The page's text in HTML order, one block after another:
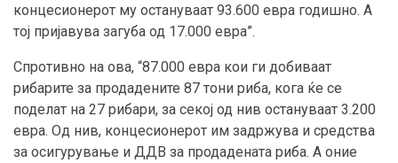
концесионерот му остануваат 93.600 евра годишно. А
тој пријавува загуба од 17.000 евра”.
Спротивно на ова, “87.000 евра кои ги добиваат
рибарите за продадените 87 тони риба, кога ќе се
поделат на 27 рибари, за секој од нив остануваат 3.200
евра. Од нив, концесионерот им задржува и средства
за осигурување и ДДВ за продадената риба. А оние